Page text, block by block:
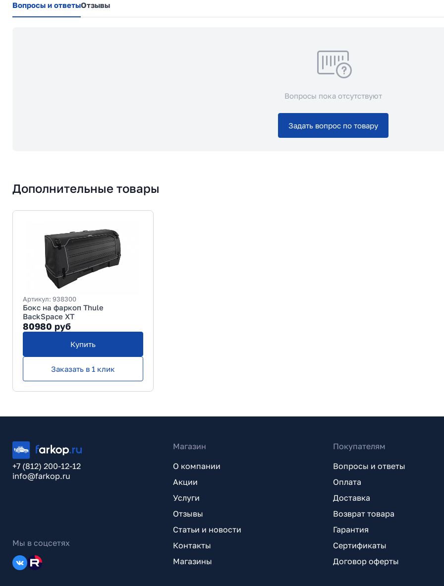
Вопросы и ответыОтзывы
Вопросы пока отсутствуют
Задать вопрос по товару
Дополнительные товары
Артикул: 938300
Бокс на фаркоп Thule
BackSpace XT
80980 руб
Купить
Заказать в 1 клик
+7 (812) 200-12-12
info@farkop.ru
Мы в соцсетях
Магазин
О компании
Акции
Услуги
Отзывы
Статьи и новости
Контакты
Магазины
Покупателям
Вопросы и ответы
Оплата
Доставка
Возврат товара
Гарантия
Сертификаты
Договор оферты